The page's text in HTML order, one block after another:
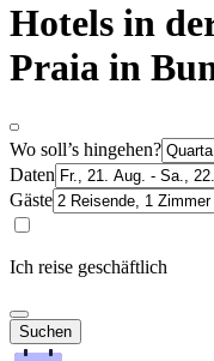
Hotels in
Praia in
Wo soll’s hingehen?
Daten
Gäste
Ich reise geschäftlich
Suchen